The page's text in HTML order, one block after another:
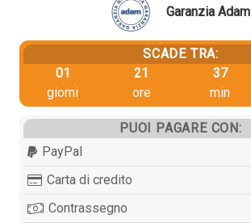
Garanzia Adam
SCADE TRA:
01
giorni
21
ore
37
min
PUOI PAGARE CON:
PayPal
Carta di credito
Contrassegno